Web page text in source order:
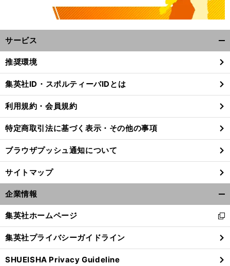
サービス
閉
る
推奨環境
集英社ID・スポルティーバIDとは
利用規約・会員規約
特定商取引法に基づく表示・その他の事項
ブラウザプッシュ通知について
サイトマップ
企業情報
閉
る
集英社ホームページ
新
し
い
ウ
ィ
集英社プライバシーガイドライン
SHUEISHA Privacy Guideline